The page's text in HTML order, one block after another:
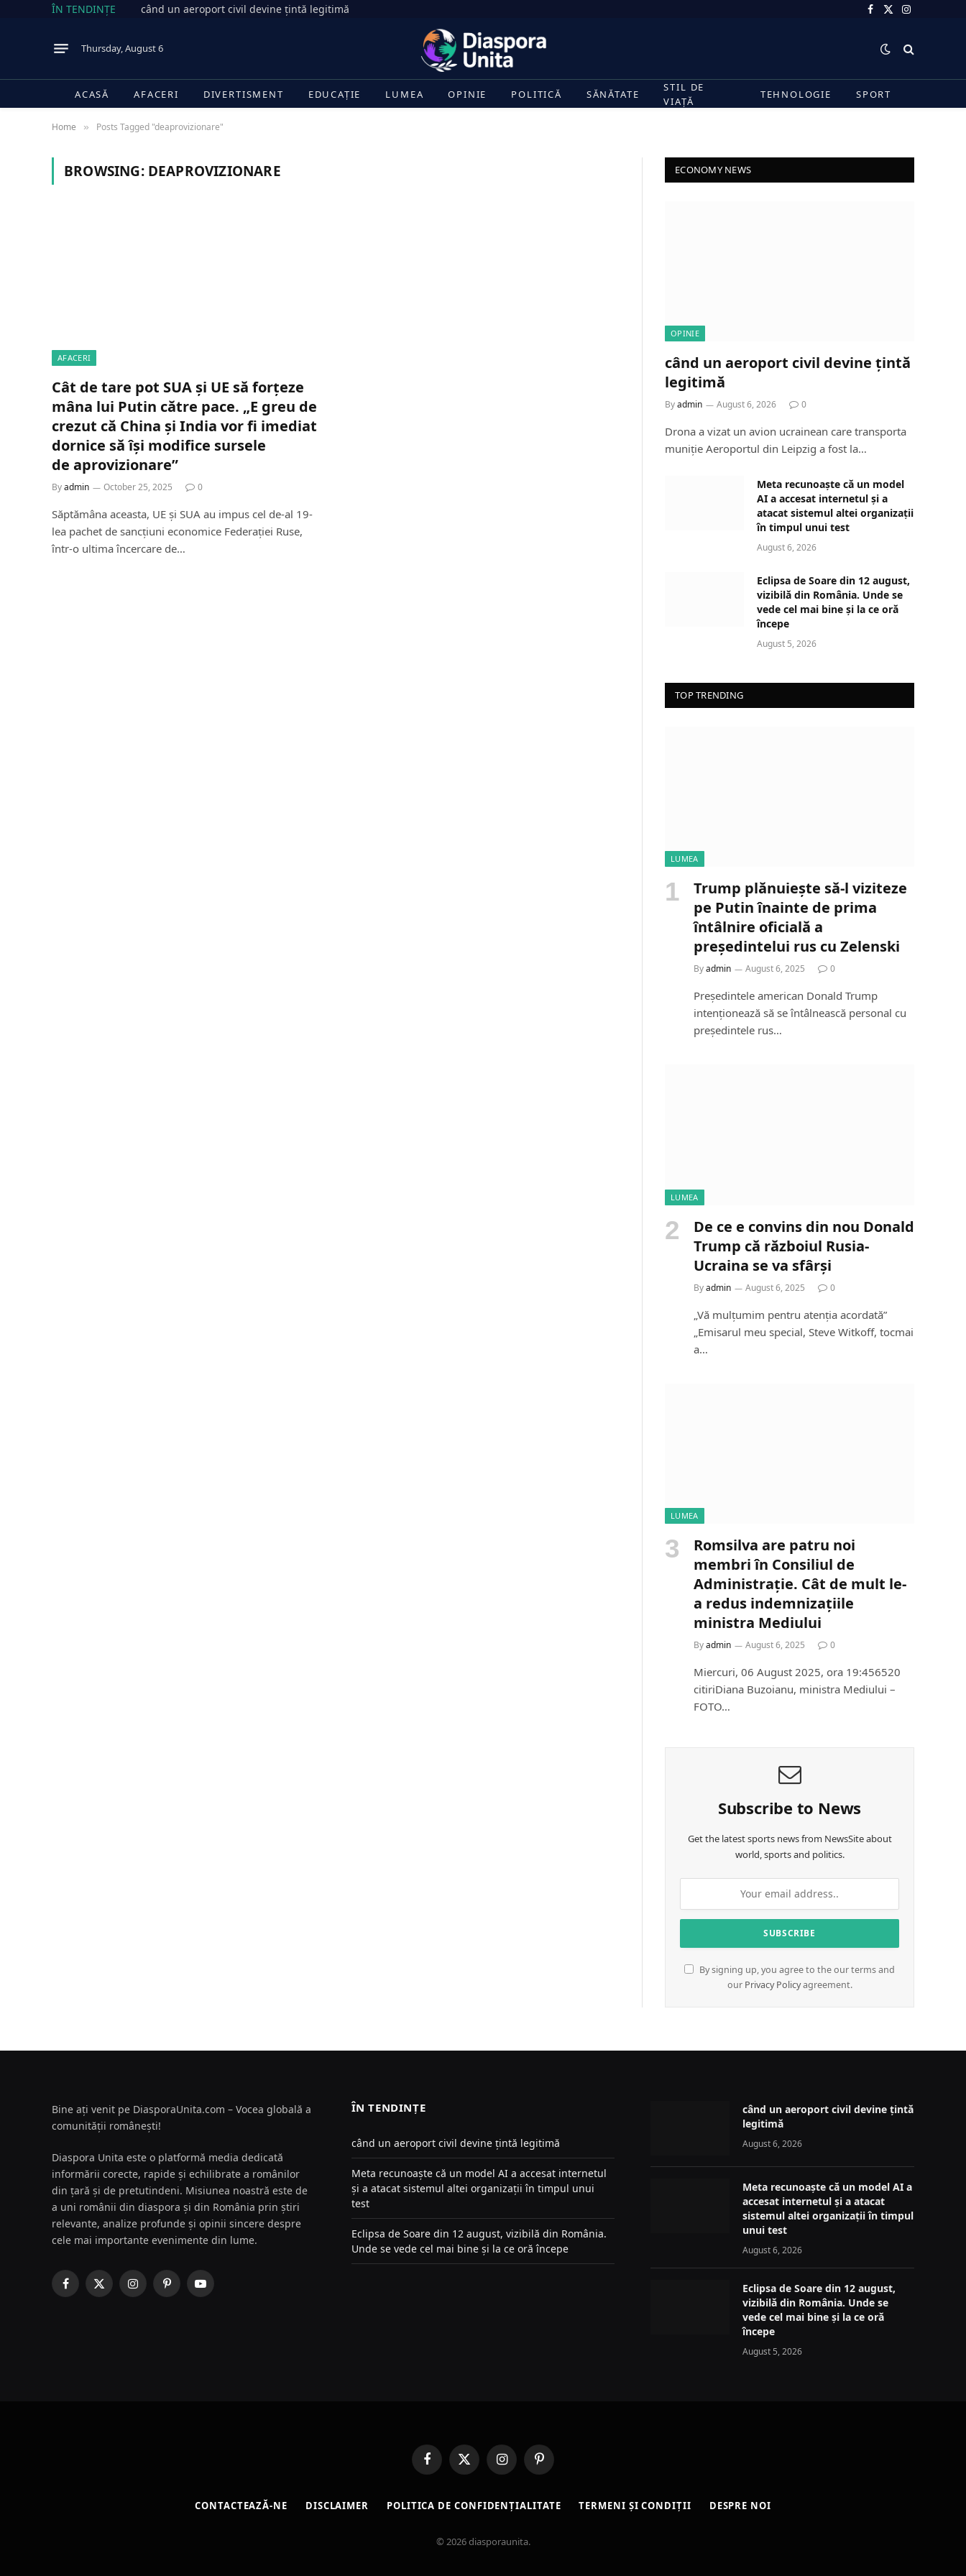
ÎN TENDINȚE când un aeroport civil devine țintă legitimă Facebook
X
Instagram
Thursday, August 6
ACASĂ AFACERI DIVERTISMENT EDUCAȚIE LUMEA OPINIE POLITICĂ SĂNĂTATE
STIL DE
VIAȚĂ
TEHNOLOGIE SPORT
Home » Posts Tagged "deaprovizionare"
BROWSING: DEAPROVIZIONARE
AFACERI
Cât de tare pot SUA și UE să forțeze
mâna lui Putin către pace. „E greu de
crezut că China și India vor fi imediat
dornice să își modifice sursele
de aprovizionare”
Byadmin October 25, 2025 0
Săptămâna aceasta, UE și SUA au impus cel de-al 19-
lea pachet de sancțiuni economice Federației Ruse,
într-o ultima încercare de…
ECONOMY NEWS
OPINIE
când un aeroport civil devine țintă
legitimă
Byadmin August 6, 2026 0
Drona a vizat un avion ucrainean care transporta
muniție Aeroportul din Leipzig a fost la…
Meta recunoaște că un model
AI a accesat internetul și a
atacat sistemul altei organizații
în timpul unui test
August 6, 2026
Eclipsa de Soare din 12 august,
vizibilă din România. Unde se
vede cel mai bine și la ce oră
începe
August 5, 2026
TOP TRENDING
LUMEA
Trump plănuiește să-l viziteze
pe Putin înainte de prima
întâlnire oficială a
președintelui rus cu Zelenski
Byadmin August 6, 2025 0
Președintele american Donald Trump
intenționează să se întâlnească personal cu
președintele rus…
LUMEA
De ce e convins din nou Donald
Trump că războiul Rusia-
Ucraina se va sfârși
Byadmin August 6, 2025 0
„Vă mulțumim pentru atenția acordată”
„Emisarul meu special, Steve Witkoff, tocmai
a…
LUMEA
Romsilva are patru noi
membri în Consiliul de
Administrație. Cât de mult le-
a redus indemnizațiile
ministra Mediului
Byadmin August 6, 2025 0
Miercuri, 06 August 2025, ora 19:456520
citiriDiana Buzoianu, ministra Mediului –
FOTO…
Subscribe to News
Get the latest sports news from NewsSite about
world, sports and politics.
By signing up, you agree to the our terms and
our Privacy Policyagreement.
Bine ați venit pe DiasporaUnita.com – Vocea globală a
comunității românești!
Diaspora Unita este o platformă media dedicată
informării corecte, rapide și echilibrate a românilor
din țară și de pretutindeni. Misiunea noastră este de
a uni românii din diaspora și din România prin știri
relevante, analize profunde și opinii sincere despre
cele mai importante evenimente din lume.
Facebook
X
InstagramPinterestYouTube
ÎN TENDINȚE
când un aeroport civil devine țintă legitimă
Meta recunoaște că un model AI a accesat internetul
și a atacat sistemul altei organizații în timpul unui
test
Eclipsa de Soare din 12 august, vizibilă din România.
Unde se vede cel mai bine și la ce oră începe
când un aeroport civil devine țintă
legitimă
August 6, 2026
Meta recunoaște că un model AI a
accesat internetul și a atacat
sistemul altei organizații în timpul
unui test
August 6, 2026
Eclipsa de Soare din 12 august,
vizibilă din România. Unde se
vede cel mai bine și la ce oră
începe
August 5, 2026
FacebookX
(Twitter)
InstagramPinterest
CONTACTEAZĂ-NE DISCLAIMER POLITICA DE CONFIDENȚIALITATE TERMENI ȘI CONDIȚII DESPRE NOI
© 2026 diasporaunita.